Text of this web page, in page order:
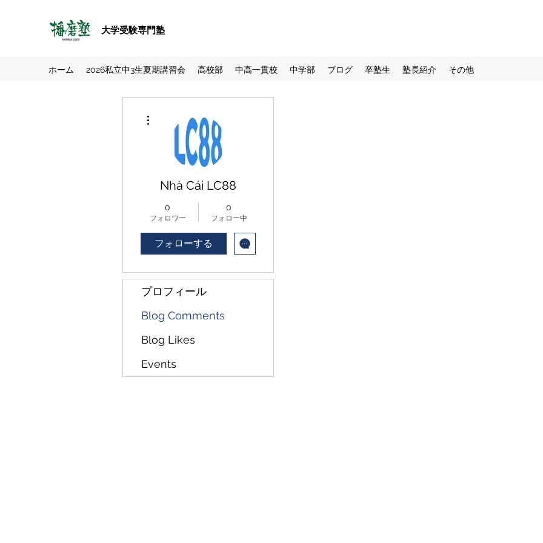
大学受験専門塾
ホーム 2026私立中3生夏期講習会 高校部 中高一貫校 中学部 ブログ 卒塾生 塾長紹介 その他
Nhà Cái LC88
0
フォロワー
0
フォロー中
フォローする
プロフィール
Blog Comments
Blog Likes
Events